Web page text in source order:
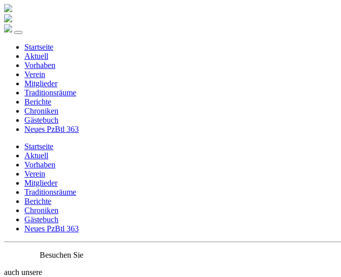
Startseite
Aktuell
Vorhaben
Verein
Mitglieder
Traditionsräume
Berichte
Chroniken
Gästebuch
Neues PzBtl 363
Startseite
Aktuell
Vorhaben
Verein
Mitglieder
Traditionsräume
Berichte
Chroniken
Gästebuch
Neues PzBtl 363
Besuchen Sie
auch unsere